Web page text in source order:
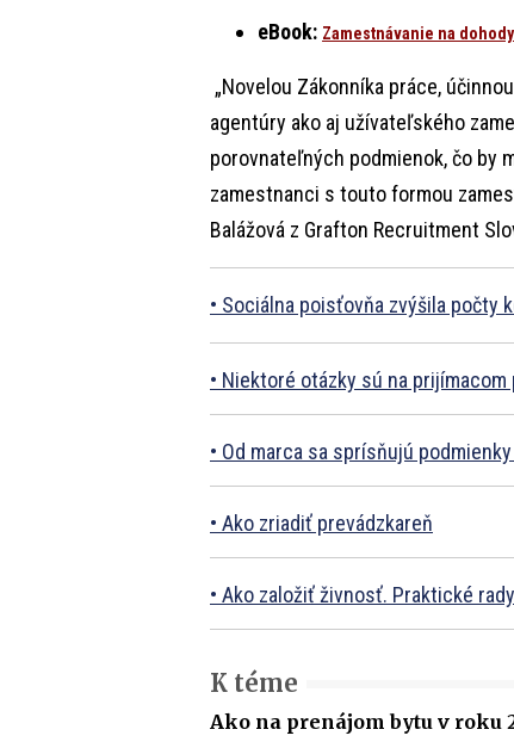
eBook: Zamestnávanie na
„Novelou Zákonníka práce,
agentúry ako aj užívateľského
porovnateľných podmienok, čo by
zamestnanci s touto formou
Balážová z Grafton Recruitment
Sociálna poisťovňa zvýšila počty
Niektoré otázky sú na prijímacom
Od marca sa sprísňujú
Ako zriadiť prevádzkareň
Ako založiť živnosť. Praktické
K téme
Ako na prenájom bytu v roku